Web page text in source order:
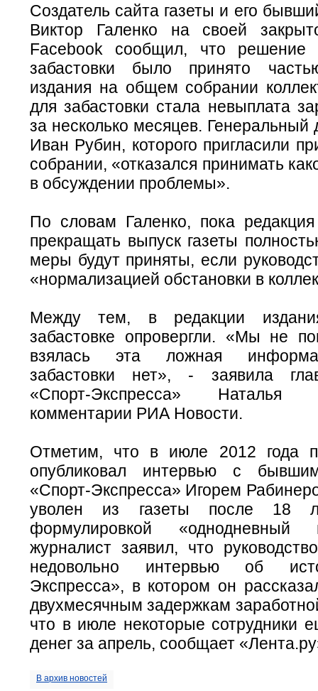
Создатель сайта газеты и его
Виктор Галенко на своей
Facebook сообщил, что решение
забастовки было принято
издания на общем собрании
для забастовки стала невыплата
за несколько месяцев. Генеральный
Иван Рубин, которого пригласили
собрании, «отказался принимать
в обсуждении проблемы».
По словам Галенко, пока
прекращать выпуск газеты
меры будут приняты, если
«нормализацией обстановки в
Между тем, в редакции
забастовке опровергли. «Мы не
взялась эта ложная
забастовки нет», - заявила
«Спорт-Экспресса»
комментарии РИА Новости.
Отметим, что в июле 2012 года
опубликовал интервью с
«Спорт-Экспресса» Игорем
уволен из газеты после 18
формулировкой
журналист заявил, что
недовольно интервью об
Экспресса», в котором он
двухмесячным задержкам
что в июле некоторые сотрудники
денег за апрель, сообщает
В архив новостей